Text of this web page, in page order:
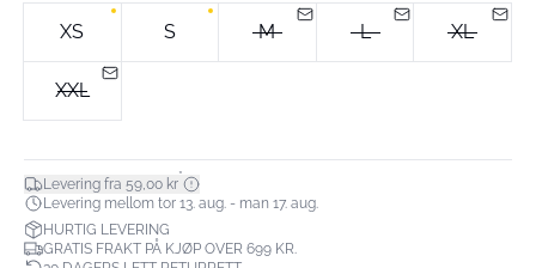
XS S M L XL
XXL
Levering fra 59,00 kr*
Levering mellom tor 13. aug. - man 17. aug.
HURTIG LEVERING
GRATIS FRAKT PÅ KJØP OVER 699 KR.